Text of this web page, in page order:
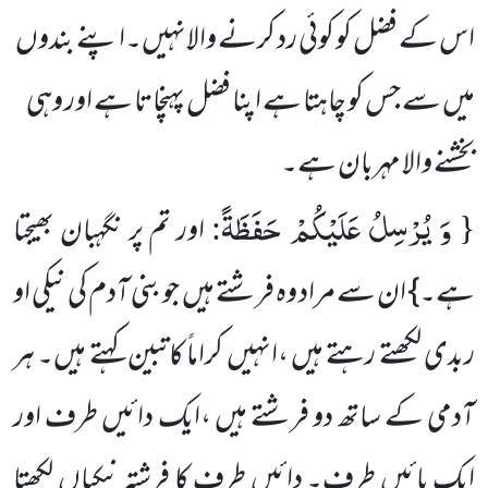
اس کے فضل کو کوئی رد کرنے والانہیں۔اپنے بندوں
میں سے جس کو چاہتا ہے اپنا فضل پہنچاتا ہے اور وہی
بخشنے والا مہربان ہے۔
{وَ یُرْسِلُ عَلَیْكُمْ حَفَظَةً:اور تم پر نگہبان بھیجتا
ہے۔} ان سے مراد وہ فرشتے ہیں جو بنی آدم کی نیکی او
ربدی لکھتے رہتے ہیں ،انہیں کراماً کاتبین کہتے ہیں۔ ہر
آدمی کے ساتھ دو فرشتے ہیں ،ایک دائیں طرف اور